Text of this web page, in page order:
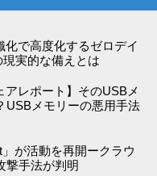
化で高度化するゼロデイ
実的な備えとは
アレポート】そのUSBメ
USBメモリーの悪用手法
が活動を再開ークラウ
撃手法が判明